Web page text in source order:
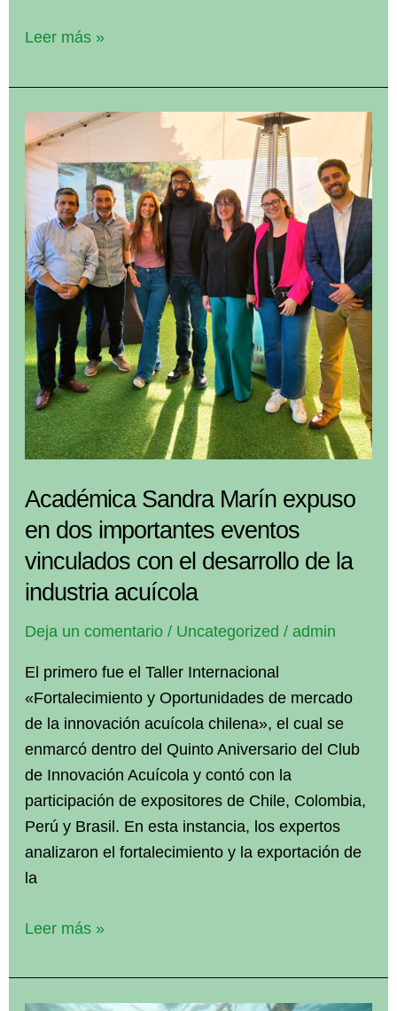
En
UACh
Sede
Puerto
Montt
realizó
el
IV
Workshop
MASH
que
reunió
a
equipo
para
ciencia
de
las
macroalgas
Leer más »
Académica Sandra Marín expuso
en dos importantes eventos
vinculados con el desarrollo de la
industria acuícola
Deja un comentario / Uncategorized /admin
El primero fue el Taller Internacional
«Fortalecimiento y Oportunidades de mercado
de la innovación acuícola chilena», el cual se
enmarcó dentro del Quinto Aniversario del Club
de Innovación Acuícola y contó con la
participación de expositores de Chile, Colombia,
Perú y Brasil. En esta instancia, los expertos
analizaron el fortalecimiento y la exportación de
la
Académica
Marín
expuso
Leer más »